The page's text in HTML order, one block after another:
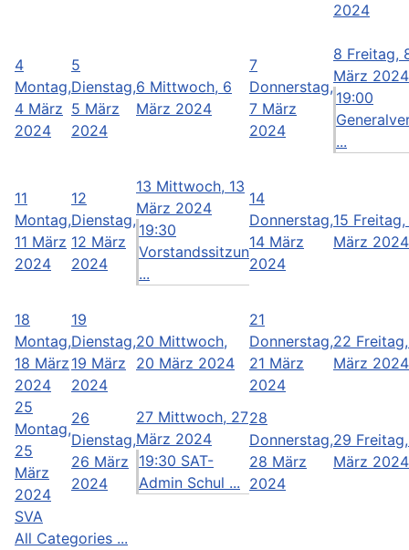
2024
4
Montag,
4 März
2024
5
Dienstag,
5 März
2024
6 Mittwoch, 6
März 2024
7
Donnerstag,
7 März
2024
8 Freitag,
März 2024
19:00
...
11
Montag,
11 März
2024
12
Dienstag,
12 März
2024
13 Mittwoch, 13
März 2024
19:30
Vorstandssitzun
...
14
Donnerstag,
14 März
2024
15 Freitag,
März 2024
18
Montag,
18 März
2024
19
Dienstag,
19 März
2024
20 Mittwoch,
20 März 2024
21
Donnerstag,
21 März
2024
22
März 2024
25
Montag,
25
März
2024
26
Dienstag,
26 März
2024
27 Mittwoch, 27
März 2024
19:30 SAT-
Admin Schul ...
28
Donnerstag,
28 März
2024
29
März 2024
SVA
All Categories ...